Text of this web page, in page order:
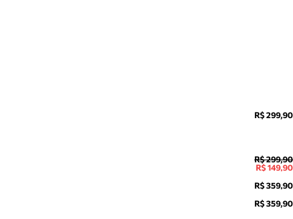
R$ 299,90
R$ 299,90
R$ 149,90
R$ 359,90
R$ 359,90